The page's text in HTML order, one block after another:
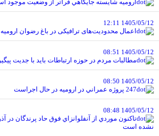
اروميه شايسته جايگاهي فراتر از وضعيت موجود
1405/05/12 12:11
اعمال محدودیت‌های ترافیکی در باغ رضوان ارومیه
1405/05/12 08:51
مطالبات مردم در حوزه ارتباطات بايد با جديت
1405/05/12 08:50
247 پروژه عمراني در اروميه در حال اجراست
1405/05/12 08:48
تاکنون موردي از آنفلوانزاي فوق حاد پرندگان در
نشده است